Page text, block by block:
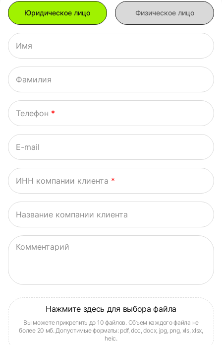
Имя
Фамилия
Телефон *
E-mail
ИНН компании клиента *
Название компании клиента
Комментарий